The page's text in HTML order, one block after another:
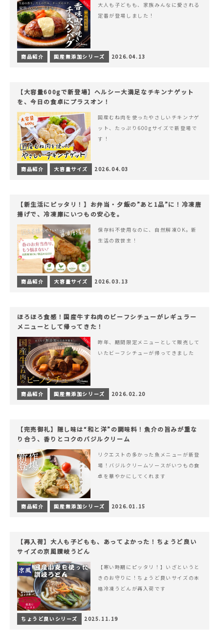
大人も子どもも、家族みんなに愛される
定番が登場しました！
商品紹介 国産無添加シリーズ 2026.04.13
【大容量600gで新登場】ヘルシー大満足なチキンナゲット
を、今日の食卓にプラスオン！
国産むね肉を使ったやさしいチキンナゲ
ット、たっぷり600gサイズで新登場で
す！
商品紹介 大容量サイズ 2026.04.03
【新生活にピッタリ！】お弁当・夕飯の”あと1品”に！冷凍唐
揚げで、冷凍庫にいつもの安心を。
保存料不使用なのに、自然解凍OK。新
生活の救世主！
商品紹介 大容量サイズ 2026.03.13
ほろほろ食感！国産牛すね肉のビーフシチューがレギュラー
メニューとして帰ってきた！
昨年、期間限定メニューとして販売して
いたビーフシチューが帰ってきました
商品紹介 国産無添加シリーズ 2026.02.20
【完売御礼】隠し味は“和と洋”の調味料！魚介の旨みが重な
り合う、香りとコクのバジルクリーム
リクエストの多かった魚メニューが新登
場！バジルクリームソースがいつもの食
卓を華やかにしてくれます
商品紹介 国産無添加シリーズ 2026.01.15
【再入荷】大人も子どもも、あってよかった！ちょうど良い
サイズの京風讃岐うどん
【寒い時期にピッタリ！】いざというと
きのお守りに！ちょうど良いサイズの本
格冷凍うどんが再入荷です
ちょうど良いシリーズ 2025.11.19